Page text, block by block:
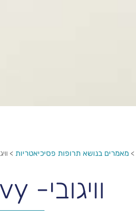
>מאמרים בנושא תרופות פסיכיאטריות >
וויגובי- Wegovy